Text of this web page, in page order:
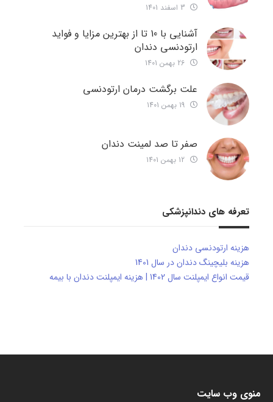
آشنایی با 10 تا از بهترین مزایا و فواید
ارتودنسی دندان
علت برگشت درمان ارتودنسی
صفر تا صد لمینت دندان
تعرفه های دندانپزشکی
هزینه ارتودنسی دندان
هزینه بلیچینگ دندان در سال 1401
قیمت انواع ایمپلنت سال 1402 | هزینه ایمپلنت دندان با بیمه
منوی وب سایت